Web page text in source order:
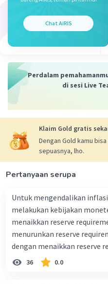
=18^-1
Beri Rating·0.0(0)
Chat AiRIS
Perdalam
di sesi Live
Klaim Gold gratis
Dengan Gold kamu
sepuasnya, lho.
Pertanyaan serupa
Untuk mengendalikan
melakukan kebijakan
menaikkan reserve
menurunkan reserve
dengan menaikkan reserve
dengan menurunkan
Ekspansif dengan menaikkan
36 0.0